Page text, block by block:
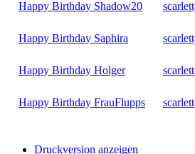
Happy Birthday Shadow20 scarlett
Happy Birthday Saphira scarlett
Happy Birthday Holger scarlett
Happy Birthday FrauFlupps scarlett
Druckversion anzeigen